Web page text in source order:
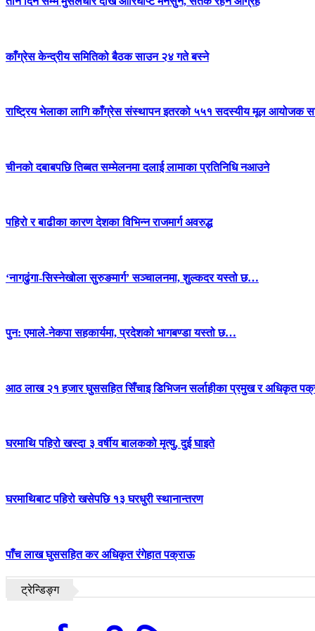
काँग्रेस केन्द्रीय समितिको बैठक साउन २४ गते बस्ने
राष्ट्रिय भेलाका लागि काँग्रेस संस्थापन इतरको ५५१ सदस्यीय मूल आयोजक
चीनको दबाबपछि तिब्बत सम्मेलनमा दलाई लामाका प्रतिनिधि नआउने
पहिरो र बाढीका कारण देशका विभिन्न राजमार्ग अवरुद्ध
‘नागढुंगा-सिस्नेखोला सुरुङमार्ग’ सञ्चालनमा, शुल्कदर यस्तो छ…
पुन: एमाले-नेकपा सहकार्यमा, प्रदेशको भागबण्डा यस्तो छ…
आठ लाख २१ हजार घुससहित सिँचाइ डिभिजन सर्लाहीका प्रमुख र अधिकृत
घरमाथि पहिरो खस्दा ३ वर्षीय बालकको मृत्यु, दुई घाइते
घरमाथिबाट पहिरो खसेपछि १३ घरधुरी स्थानान्तरण
पाँच लाख घुससहित कर अधिकृत रंगेहात पक्राऊ
ट्रेन्डिङ्ग